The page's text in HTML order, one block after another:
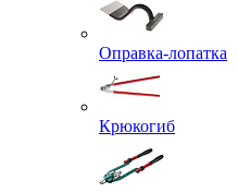
Оправка-лопатка
Крюкогиб